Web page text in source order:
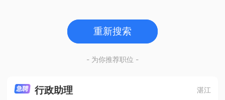
重新搜索
- 为你推荐职位 -
行政助理 湛江